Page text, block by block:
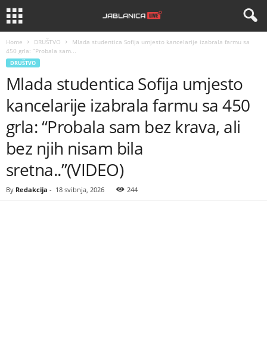
Home DRUŠTVO
Mlada studentica Sofija umjesto kancelarije izabrala farmu sa
450 grla: “Probala sam...
DRUŠTVO
Mlada studentica Sofija umjesto
kancelarije izabrala farmu sa 450
grla: “Probala sam bez krava, ali
bez njih nisam bila
sretna..”(VIDEO)
By Redakcija - 18 svibnja, 2026 244